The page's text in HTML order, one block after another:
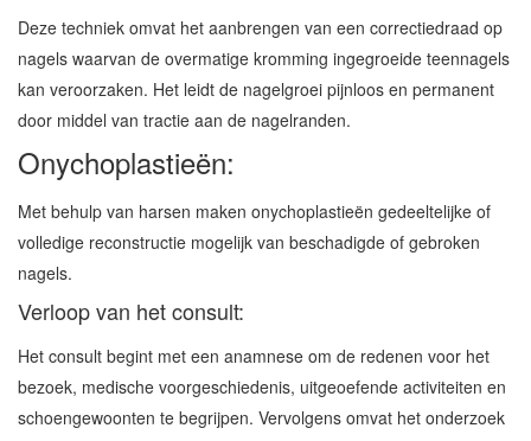
Deze techniek omvat het aanbrengen van een correctiedraad op
nagels waarvan de overmatige kromming ingegroeide teennagels
kan veroorzaken. Het leidt de nagelgroei pijnloos en permanent
door middel van tractie aan de nagelranden.
Onychoplastieën:
Met behulp van harsen maken onychoplastieën gedeeltelijke of
volledige reconstructie mogelijk van beschadigde of gebroken
nagels.
Verloop van het consult:
Het consult begint met een anamnese om de redenen voor het
bezoek, medische voorgeschiedenis, uitgeoefende activiteiten en
schoengewoonten te begrijpen. Vervolgens omvat het onderzoek